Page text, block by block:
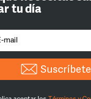
tu día
Suscríbete